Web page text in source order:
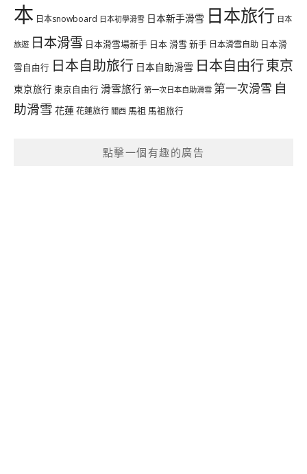
本 日本snowboard 日本初學滑雪 日本新手滑雪 日本旅行 日本
旅遊 日本滑雪 日本滑雪場新手 日本 滑雪 新手 日本滑雪自助 日本滑
雪自由行 日本自助旅行 日本自助滑雪 日本自由行東京
東京旅行 東京自由行 滑雪旅行 第一次日本自助滑雪 第一次滑雪 自
助滑雪 花蓮花蓮旅行 關西 馬祖 馬祖旅行
點擊一個有趣的廣告